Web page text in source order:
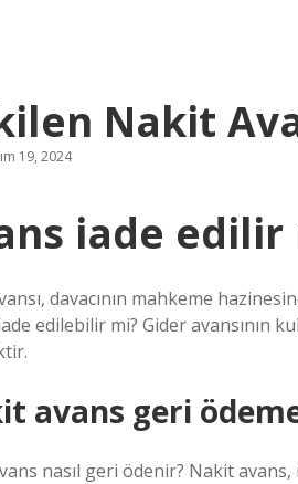
Nakit
19, 2024
iade edilir
davacının mahkeme
edilebilir mi? Gider avansının
avans geri
nasıl geri ödenir? Nakit